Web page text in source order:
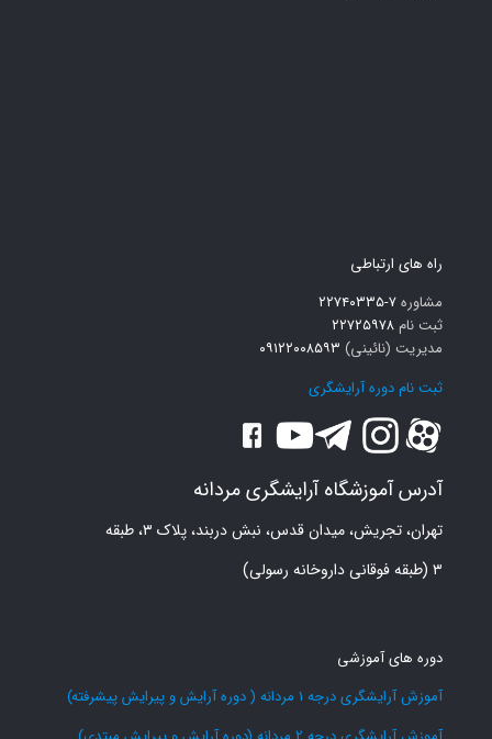
راه های ارتباطی
مشاوره۷-۲۲۷۴۰۳۳۵
ثبت نام ۲۲۷۲۵۹۷۸
مدیریت (نائینی) ۰۹۱۲۲۰۰۸۵۹۳
ثبت نام دوره آرایشگری
آدرس آموزشگاه آرایشگری مردانه
تهران، تجریش، میدان قدس، نبش دربند، پلاک ۳، طبقه
۳ (طبقه فوقانی داروخانه رسولی)
دوره های آموزشی
آموزش آرایشگری درجه 1 مردانه ( دوره آرایش و پیرایش پیشرفته)